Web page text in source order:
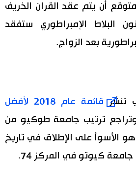
أن يتم عقد القران الخريف
البلاط الإمبراطوري ستفقد
بعد الزواج.
تنشر
قائمة عام 2018 لأفضل
ترتيب جامعة طوكيو من
39 إلى 46، وهو الأسوأ على الإطلاق في تاريخ
كيوتو في المركز 74.